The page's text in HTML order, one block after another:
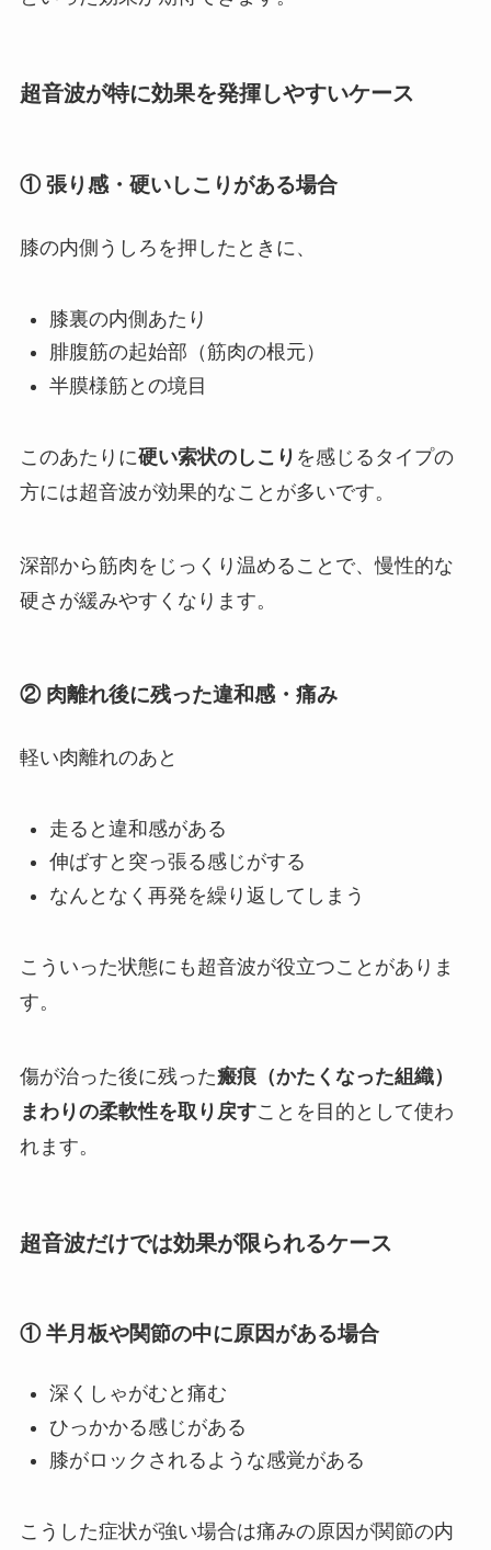
超音波が特に効果を発揮しやすいケース
① 張り感・硬いしこりがある場合
膝の内側うしろを押したときに、
膝裏の内側あたり
腓腹筋の起始部（筋肉の根元）
半膜様筋との境目
このあたりに硬い索状のしこり を感じるタイプの
方には超音波が効果的なことが多いです。
深部から筋肉をじっくり温めることで、慢性的な
硬さが緩みやすくなります。
② 肉離れ後に残った違和感・痛み
軽い肉離れのあと
走ると違和感がある
伸ばすと突っ張る感じがする
なんとなく再発を繰り返してしまう
こういった状態にも超音波が役立つことがありま
す。
傷が治った後に残った瘢痕（かたくなった組織）
まわりの柔軟性を取り戻すことを目的として使わ
れます。
超音波だけでは効果が限られるケース
① 半月板や関節の中に原因がある場合
深くしゃがむと痛む
ひっかかる感じがある
膝がロックされるような感覚がある
こうした症状が強い場合は痛みの原因が関節の内